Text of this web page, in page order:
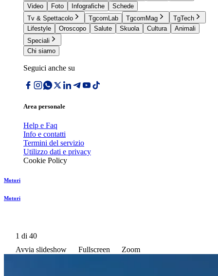
Video
Foto Infografiche
Schede
Tv & Spettacolo
TgcomLab TgcomMag
TgTech
Lifestyle
Oroscopo Salute Skuola Cultura
Animali
Speciali
Chi siamo
Seguici anche su
Area personale
Help e Faq
Info e contatti
Termini del servizio
Utilizzo dati e privacy
Cookie Policy
Motori
Motori
1 di 40
Avvia slideshow
Fullscreen Zoom